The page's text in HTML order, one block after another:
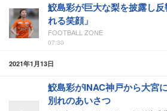
鮫島彩が巨大な梨を披露し
れる笑顔」
FOOTBALL ZONE
07:30
2021年1月13日
鮫島彩がINAC神戸から大宮
別れのあいさつ